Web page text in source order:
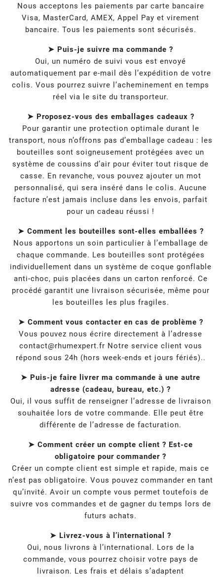
Nous acceptons les paiements par carte bancaire
Visa, MasterCard, AMEX, Appel Pay et virement
bancaire. Tous les paiements sont sécurisés.
➤ Puis-je suivre ma commande ?
Oui, un numéro de suivi vous est envoyé
automatiquement par e-mail dès l’expédition de votre
colis. Vous pourrez suivre l’acheminement en temps
réel via le site du transporteur.
➤ Proposez-vous des emballages cadeaux ?
Pour garantir une protection optimale durant le
transport, nous n’offrons pas d’emballage cadeau : les
bouteilles sont soigneusement protégées avec un
système de coussins d’air pour éviter tout risque de
casse. En revanche, vous pouvez ajouter un mot
personnalisé, qui sera inséré dans le colis. Aucune
facture n’est jamais incluse dans les envois, parfait
pour un cadeau réussi !
➤ Comment les bouteilles sont-elles emballées ?
Nous apportons un soin particulier à l’emballage de
chaque commande. Les bouteilles sont protégées
individuellement dans un système de coque gonflable
anti-choc, puis placées dans un carton renforcé. Ce
procédé garantit une livraison sécurisée, même pour
les bouteilles les plus fragiles.
➤ Comment vous contacter en cas de problème ?
Vous pouvez nous écrire directement à l’adresse
contact@rhumexpert.fr Notre service client vous
répond sous 24h (hors week-ends et jours fériés)..
➤ Puis-je faire livrer ma commande à une autre
adresse (cadeau, bureau, etc.) ?
Oui, il vous suffit de renseigner l’adresse de livraison
souhaitée lors de votre commande. Elle peut être
différente de l’adresse de facturation.
➤ Comment créer un compte client ? Est-ce
obligatoire pour commander ?
Créer un compte client est simple et rapide, mais ce
n’est pas obligatoire. Vous pouvez commander en tant
qu’invité. Avoir un compte vous permet toutefois de
suivre vos commandes et de gagner du temps lors de
futurs achats.
➤ Livrez-vous à l’international ?
Oui, nous livrons à l’international. Lors de la
commande, vous pourrez choisir votre pays de
livraison. Les frais et délais s’adaptent